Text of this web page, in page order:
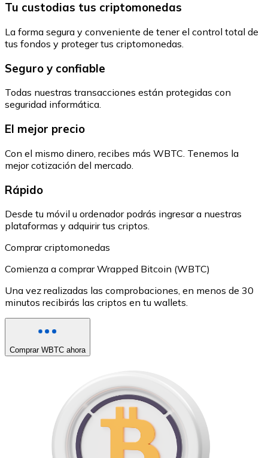
Tu custodias tus criptomonedas
La forma segura y conveniente de tener el control total de
tus fondos y proteger tus criptomonedas.
Seguro y confiable
Todas nuestras transacciones están protegidas con
seguridad informática.
El mejor precio
Con el mismo dinero, recibes más WBTC. Tenemos la
mejor cotización del mercado.
Rápido
Desde tu móvil u ordenador podrás ingresar a nuestras
plataformas y adquirir tus criptos.
Comprar criptomonedas
Comienza a comprar Wrapped Bitcoin (WBTC)
Una vez realizadas las comprobaciones, en menos de 30
minutos recibirás las criptos en tu wallets.
Comprar WBTC ahora